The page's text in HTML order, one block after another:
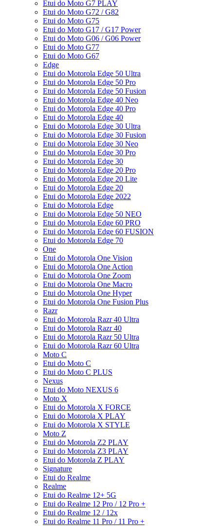
Etui do Moto G7 PLAY
Etui do Moto G72 / G82
Etui do Moto G75
Etui do Moto G17 / G17 Power
Etui do Moto G06 / G06 Power
Etui do Moto G77
Etui do Moto G67
Edge
Etui do Motorola Edge 50 Ultra
Etui do Motorola Edge 50 Pro
Etui do Motorola Edge 50 Fusion
Etui do Motorola Edge 40 Neo
Etui do Motorola Edge 40 Pro
Etui do Motorola Edge 40
Etui do Motorola Edge 30 Ultra
Etui do Motorola Edge 30 Fusion
Etui do Motorola Edge 30 Neo
Etui do Motorola Edge 30 Pro
Etui do Motorola Edge 30
Etui do Motorola Edge 20 Pro
Etui do Motorola Edge 20 Lite
Etui do Motorola Edge 20
Etui do Motorola Edge 2022
Etui do Motorola Edge
Etui do Motorola Edge 50 NEO
Etui do Motorola Edge 60 PRO
Etui do Motorola Edge 60 FUSION
Etui do Motorola Edge 70
One
Etui do Motorola One Vision
Etui do Motorola One Action
Etui do Motorola One Zoom
Etui do Motorola One Macro
Etui do Motorola One Hyper
Etui do Motorola One Fusion Plus
Razr
Etui do Motorola Razr 40 Ultra
Etui do Motorola Razr 40
Etui do Motorola Razr 50 Ultra
Etui do Motorola Razr 60 Ultra
Moto C
Etui do Moto C
Etui do Moto C PLUS
Nexus
Etui do Moto NEXUS 6
Moto X
Etui do Motorola X FORCE
Etui do Motorola X PLAY
Etui do Motorola X STYLE
Moto Z
Etui do Motorola Z2 PLAY
Etui do Motorola Z3 PLAY
Etui do Motorola Z PLAY
Signature
Etui do Realme
Realme
Etui do Realme 12+ 5G
Etui do Realme 12 Pro / 12 Pro +
Etui do Realme 12 / 12x
Etui do Realme 11 Pro / 11 Pro +